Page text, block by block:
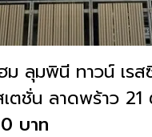
ม ลุมพินี ทาวน์ เรส
ตชั่น ลาดพร้าว 21
บาท